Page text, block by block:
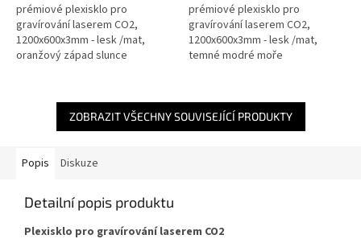
prémiové plexisklo pro
gravírování laserem CO2,
1200x600x3mm - lesk /mat,
oranžový západ slunce
prémiové plexisklo pro
gravírování laserem CO2,
1200x600x3mm - lesk /mat,
temné modré moře
ZOBRAZIT VŠECHNY SOUVISEJÍCÍ PRODUKTY
Popis Diskuze
Detailní popis produktu
Plexisklo pro gravírování laserem CO2